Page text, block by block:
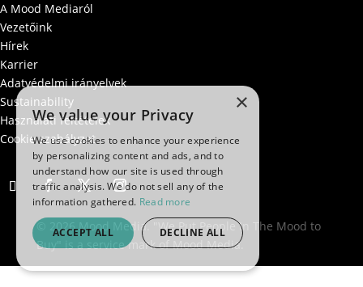
A Mood Mediaról
Vezetőink
Hírek
Karrier
Adatvédelmi irányelvek
Sustainability
Használati feltételek
Cookie szabályzat
© 2026 Mood Media. "We Put People In The Mood to
Buy" is a service mark of Mood Media.
×
We value your Privacy
We use cookies to enhance your experience
by personalizing content and ads, and to
understand how our site is used through
traffic analysis. We do not sell any of the
information gathered. Read more
ACCEPT ALL DECLINE ALL